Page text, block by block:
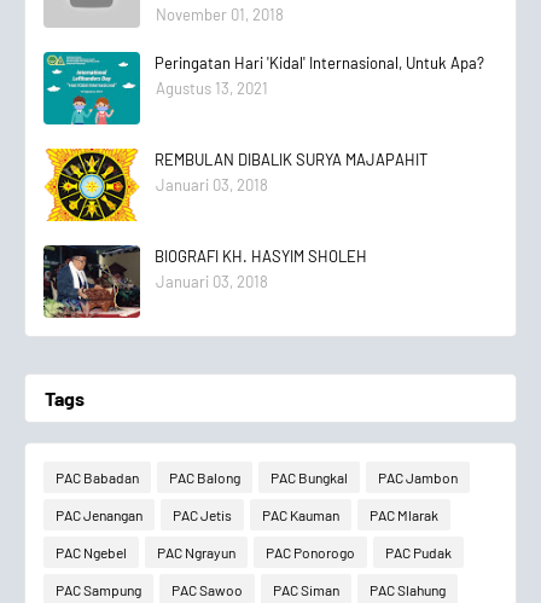
November 01, 2018
Peringatan Hari 'Kidal' Internasional, Untuk Apa?
Agustus 13, 2021
REMBULAN DIBALIK SURYA MAJAPAHIT
Januari 03, 2018
BIOGRAFI KH. HASYIM SHOLEH
Januari 03, 2018
Tags
PAC Babadan PAC Balong PAC Bungkal PAC Jambon
PAC Jenangan PAC Jetis PAC Kauman PAC Mlarak
PAC Ngebel PAC Ngrayun PAC Ponorogo PAC Pudak
PAC Sampung PAC Sawoo PAC Siman PAC Slahung